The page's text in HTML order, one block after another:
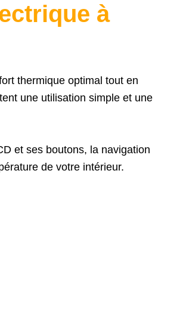
à
thermique optimal tout en
une utilisation simple et une
et ses boutons, la navigation
de votre intérieur.